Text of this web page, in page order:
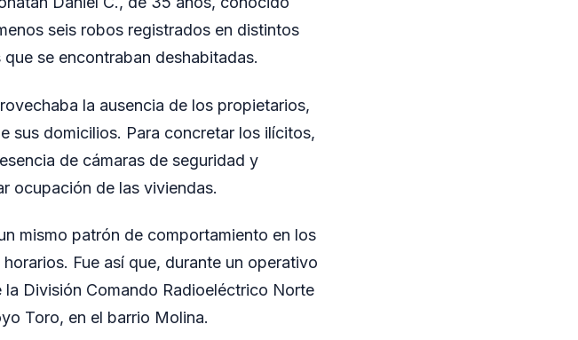
seis robos registrados en distintos
se encontraban deshabitadas.
la ausencia de los propietarios,
sus domicilios. Para concretar los ilícitos,
de cámaras de seguridad y
ocupación de las viviendas.
mismo patrón de comportamiento en los
Fue así que, durante un operativo
División Comando Radioeléctrico Norte
Toro, en el barrio Molina.